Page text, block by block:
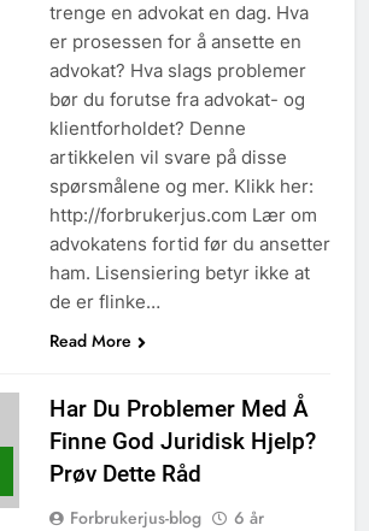
trenge en advokat en dag. Hva
er prosessen for å ansette en
advokat? Hva slags problemer
bør du forutse fra advokat- og
klientforholdet? Denne
artikkelen vil svare på disse
spørsmålene og mer. Klikk her:
http://forbrukerjus.com Lær om
advokatens fortid før du ansetter
ham. Lisensiering betyr ikke at
de er flinke…
Read More
Har Du Problemer Med Å
Finne God Juridisk Hjelp?
Prøv Dette Råd
Forbrukerjus-blog
6 år